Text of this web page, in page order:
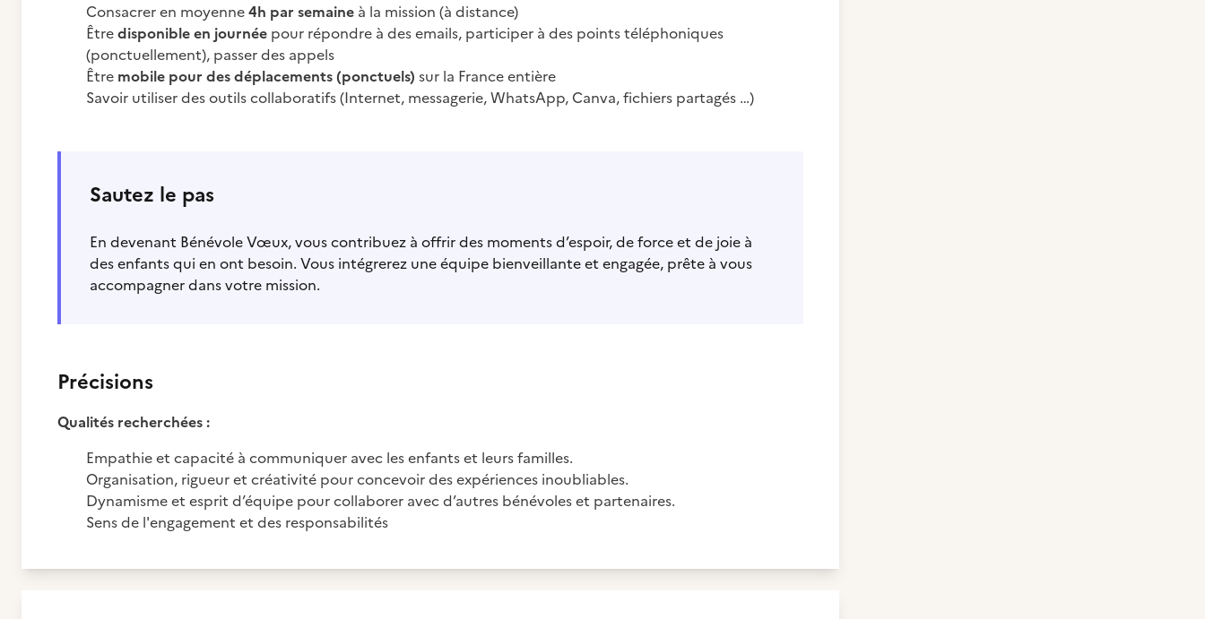
Consacrer en moyenne4h par semaine à la mission (à distance)
Êtredisponible en journée pour répondre à des emails, participer à des points téléphoniques
(ponctuellement), passer des appels
Être mobile pour des déplacements (ponctuels) sur la France entière
Savoir utiliser des outils collaboratifs (Internet, messagerie, WhatsApp, Canva, fichiers partagés …)
Sautez le pas
En devenant Bénévole Vœux, vous contribuez à offrir des moments d’espoir, de force et de joie à
des enfants qui en ont besoin. Vous intégrerez une équipe bienveillante et engagée, prête à vous
accompagner dans votre mission.
Précisions
Qualités recherchées :
Empathie et capacité à communiquer avec les enfants et leurs familles.
Organisation, rigueur et créativité pour concevoir des expériences inoubliables.
Dynamisme et esprit d’équipe pour collaborer avec d’autres bénévoles et partenaires.
Sens de l'engagement et des responsabilités